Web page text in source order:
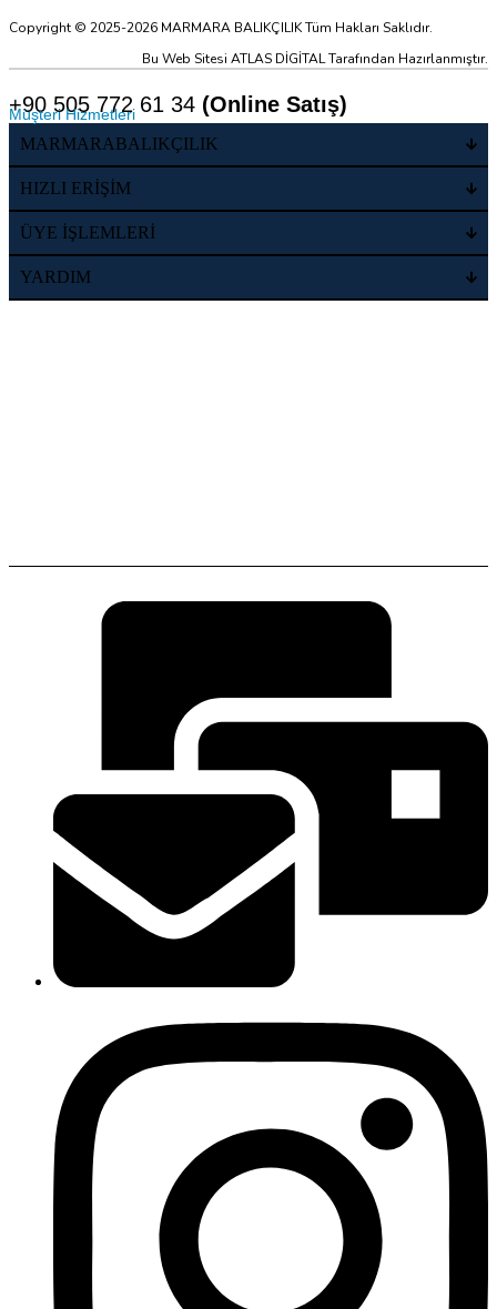
Copyright © 2025-2026 MARMARA BALIKÇILIK Tüm Hakları Saklıdır.
Bu Web Sitesi ATLAS DİGİTAL Tarafından Hazırlanmıştır.
+90 505 772 61 34 (Online Satış)
Müşteri Hizmetleri
MARMARABALIKÇILIK
HIZLI ERİŞİM
ÜYE İŞLEMLERİ
YARDIM